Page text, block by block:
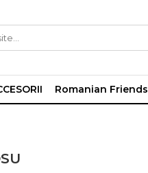
Romanian Friends